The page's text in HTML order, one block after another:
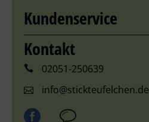
Kundenservice
Kontakt
02051-250639
info@stickteufelchen.de